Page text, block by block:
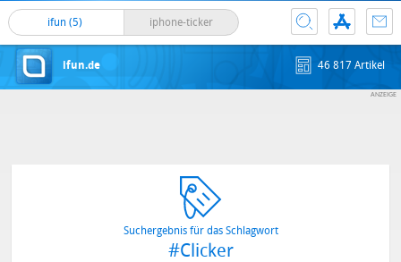
ifun (5) iphone-ticker
ifun.de 46 817 Artikel
Suchergebnis für das Schlagwort
#Clicker